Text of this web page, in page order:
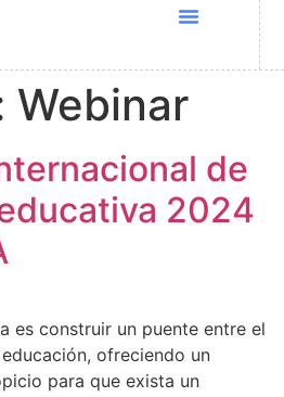
Webinar
de
2024
es construir un puente entre el
ofreciendo un
para que exista un